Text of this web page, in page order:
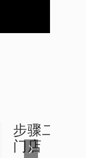
步骤二：
门店